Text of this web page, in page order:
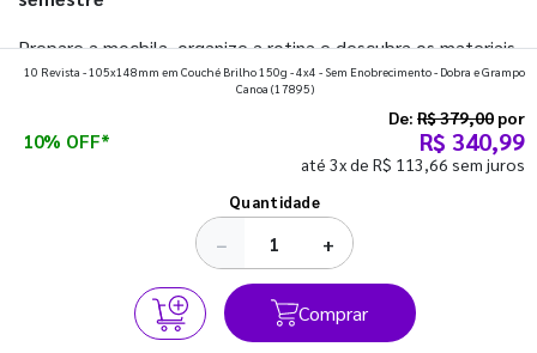
Prepare a mochila, organize a rotina e descubra os materiais
que fazem toda diferença para começar o segundo
10 Revista - 105x148mm em Couché Brilho 150g - 4x4 - Sem Enobrecimento - Dobra e Grampo
Canoa (17895)
10% OFF*
De: R$ 379,00 por
R$ 340,99
até 3x de R$ 113,66 sem juros
Quantidade
− +
Comprar